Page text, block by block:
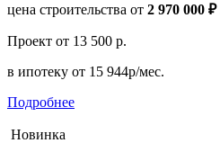
цена строительства от 2 970 000 ₽
Проект от 13 500 р.
в ипотеку от 15 944р/мес.
Подробнее
Новинка